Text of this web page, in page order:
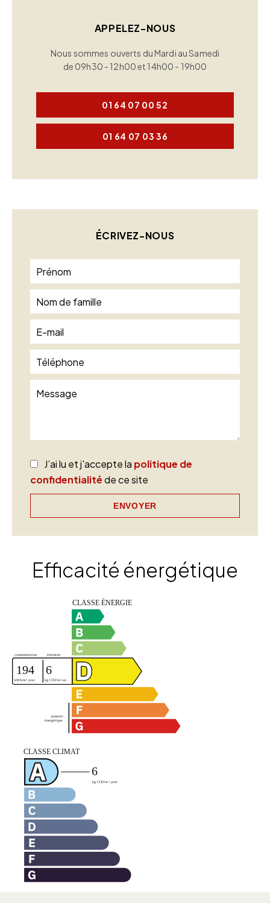
APPELEZ-NOUS
Nous sommes ouverts du Mardi au Samedi
de 09h30 - 12h00 et 14h00 - 19h00
01 64 07 00 52
01 64 07 03 36
ÉCRIVEZ-NOUS
J’ai lu et j'accepte la politique de
confidentialitéde ce site
ENVOYER
Efficacité énergétique